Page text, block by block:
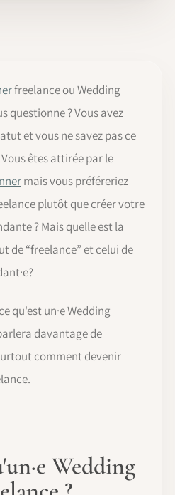
freelance ou Wedding
questionne ? Vous avez
et vous ne savez pas ce
êtes attirée par le
mais vous préféreriez
plutôt que créer votre
? Mais quelle est la
de “freelance” et celui de
qu'est un·e Wedding
davantage de
comment devenir
Wedding